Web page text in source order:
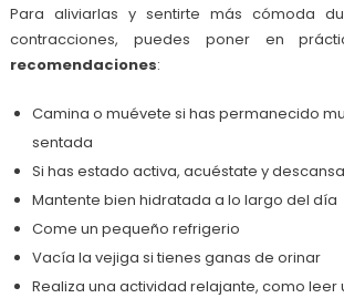
Para aliviarlas y sentirte más cómoda
contracciones, puedes poner en
recomendaciones:
Camina o muévete si has permanecido
sentada
Si has estado activa, acuéstate y
Mantente bien hidratada a lo largo del día
Come un pequeño refrigerio
Vacía la vejiga si tienes ganas de orinar
Realiza una actividad relajante, como leer